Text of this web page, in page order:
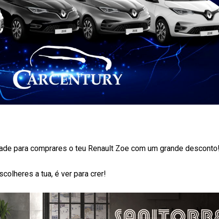
para comprares o teu Renault Zoe com um grande
a tua, é ver para crer!